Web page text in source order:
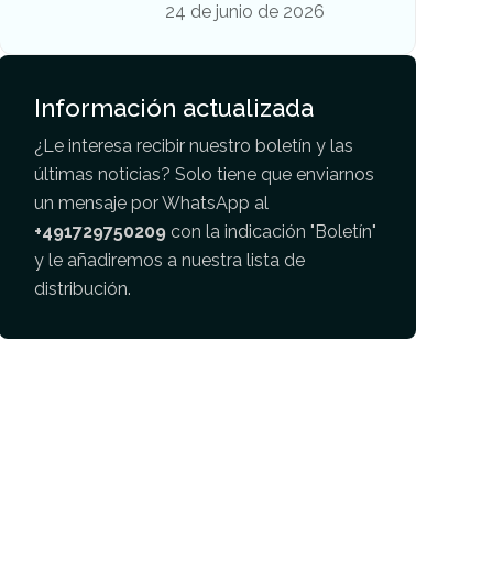
24 de junio de 2026
Información actualizada
¿Le interesa recibir nuestro boletín y las
últimas noticias? Solo tiene que enviarnos
un mensaje por WhatsApp al
+491729750209 con la indicación "Boletín"
y le añadiremos a nuestra lista de
distribución.